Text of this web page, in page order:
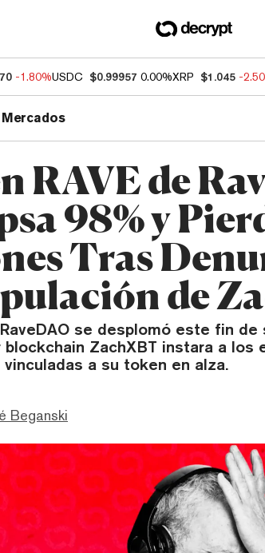
-1.80%USDC $0.99957 0.00%XRP $1.045 -
Mercados
RAVE de
98% y
Tras
de
se desplomó este fin de
ZachXBT instara a los
a su token en alza.
Beganski